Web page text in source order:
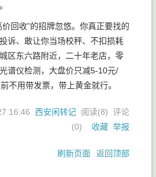
回收”的招牌忽悠。你真正要找的
诉、敢让你当场校秤、不扣损耗
区东六路附近，二十年老店，零
谱仪检测，大盘价只减5-10元/
不用带发票，带上黄金就行。
16:46 西安闲转记 阅读(8) 评论
(0) 收藏 举报
刷新页面 返回顶部